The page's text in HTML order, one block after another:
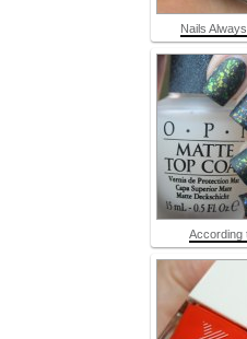
Nails
According